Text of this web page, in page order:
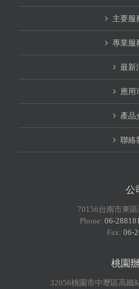
主要服
專業服
最新
應用
產品
聯絡
公
70156台南市東
Phone: 06-
Fax: 06-
桃園
32056桃園市中壢區高鐵